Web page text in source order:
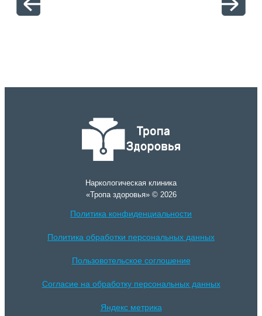
Наркологическая клиника
«Тропа здоровья» © 2026
Политика конфиденциальности
Политика обработки персональных данных
Пользовотельское соглошение
Согласие на обработку персональных данных
Яндекс метрика